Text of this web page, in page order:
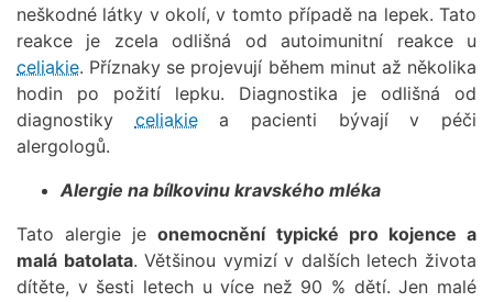
neškodné látky v okolí, v tomto případě na lepek. Tato
reakce je zcela odlišná od autoimunitní reakce u
celiakie. Příznaky se projevují během minut až několika
hodin po požití lepku. Diagnostika je odlišná od
diagnostiky celiakiea pacienti bývají v péči
alergologů.
Alergie na bílkovinu kravského mléka
Tato alergie jeonemocnění typické pro kojence a
malá batolata. Většinou vymizí v dalších letech života
dítěte, v šesti letech u více než 90 % dětí. Jen malé